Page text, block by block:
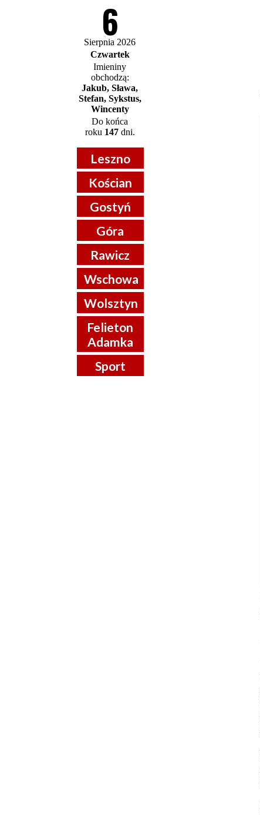
6
Sierpnia 2026
Czwartek
Imieniny
obchodzą:
Jakub, Sława,
Stefan, Sykstus,
Wincenty
Do końca
roku 147dni.
Leszno
Kościan
Gostyń
Góra
Rawicz
Wschowa
Wolsztyn
Felieton
Adamka
Sport